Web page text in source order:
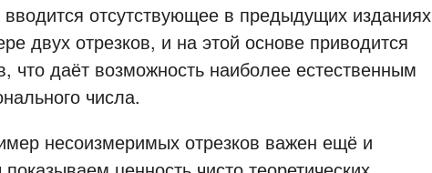
отсутствующее в предыдущих изданиях
двух отрезков, и на этой основе приводится
что даёт возможность наиболее естественным
числа.
несоизмеримых отрезков важен ещё и